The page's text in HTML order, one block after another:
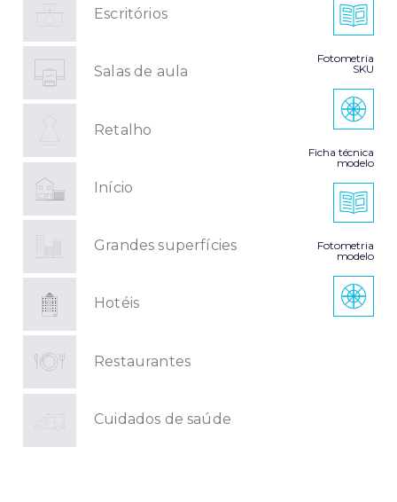
Escritórios
Salas de aula
Retalho
Início
Grandes superfícies
Hotéis
Restaurantes
Cuidados de saúde
Fotometria
SKU
Ficha técnica
modelo
Fotometria
modelo